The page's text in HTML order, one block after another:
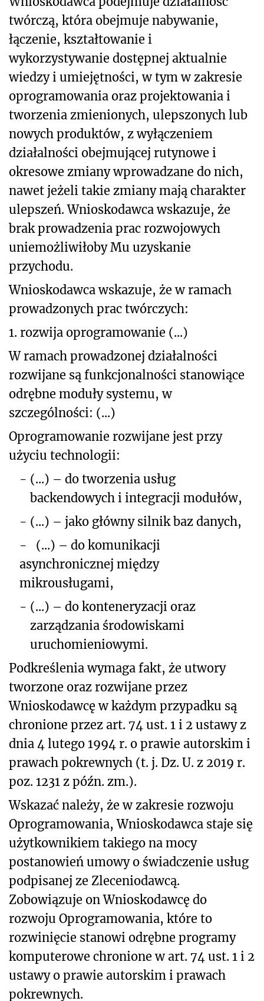
twórczą, która obejmuje nabywanie,
łączenie, kształtowanie i
wykorzystywanie dostępnej aktualnie
wiedzy i umiejętności, w tym w zakresie
oprogramowania oraz projektowania i
tworzenia zmienionych, ulepszonych lub
nowych produktów, z wyłączeniem
działalności obejmującej rutynowe i
okresowe zmiany wprowadzane do nich,
nawet jeżeli takie zmiany mają charakter
ulepszeń. Wnioskodawca wskazuje, że
brak prowadzenia prac rozwojowych
uniemożliwiłoby Mu uzyskanie
przychodu.
Wnioskodawca wskazuje, że w ramach
prowadzonych prac twórczych:
1. rozwija oprogramowanie (...)
W ramach prowadzonej działalności
rozwijane są funkcjonalności stanowiące
odrębne moduły systemu, w
szczególności: (...)
Oprogramowanie rozwijane jest przy
użyciu technologii:
- (...) – do tworzenia usług
backendowych i integracji modułów,
- (...) – jako główny silnik baz danych,
- (...) – do komunikacji
asynchronicznej między
mikrousługami,
- (...) – do konteneryzacji oraz
zarządzania środowiskami
uruchomieniowymi.
Podkreślenia wymaga fakt, że utwory
tworzone oraz rozwijane przez
Wnioskodawcę w każdym przypadku są
chronione przez art. 74 ust. 1 i 2 ustawy z
dnia 4 lutego 1994 r. o prawie autorskim i
prawach pokrewnych (t. j. Dz. U. z 2019 r.
poz. 1231 z późn. zm.).
Wskazać należy, że w zakresie rozwoju
Oprogramowania, Wnioskodawca staje się
użytkownikiem takiego na mocy
postanowień umowy o świadczenie usług
podpisanej ze Zleceniodawcą.
Zobowiązuje on Wnioskodawcę do
rozwoju Oprogramowania, które to
rozwinięcie stanowi odrębne programy
komputerowe chronione w art. 74 ust. 1 i 2
ustawy o prawie autorskim i prawach
pokrewnych.